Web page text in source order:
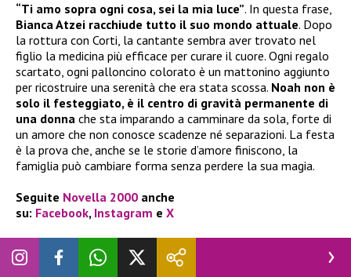
“Ti amo sopra ogni cosa, sei la mia luce”. In questa frase,
Bianca Atzei racchiude tutto il suo mondo attuale. Dopo
la rottura con Corti, la cantante sembra aver trovato nel
figlio la medicina più efficace per curare il cuore. Ogni regalo
scartato, ogni palloncino colorato è un mattonino aggiunto
per ricostruire una serenità che era stata scossa. Noah non è
solo il festeggiato, è il centro di gravità permanente di
una donna che sta imparando a camminare da sola, forte di
un amore che non conosce scadenze né separazioni. La festa
è la prova che, anche se le storie d’amore finiscono, la
famiglia può cambiare forma senza perdere la sua magia.
Seguite Novella 2000 anche
su: Facebook, Instagram e X